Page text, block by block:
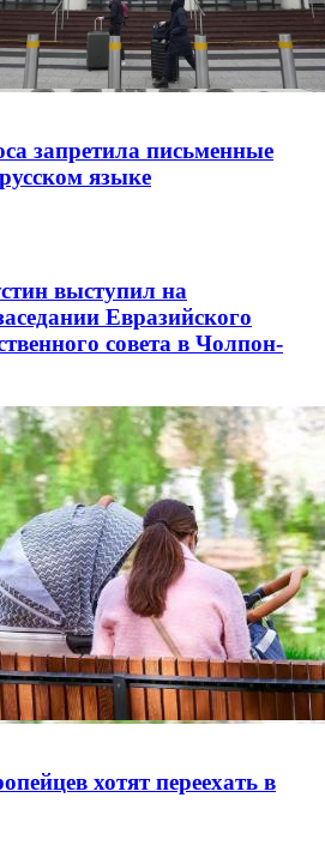
запретила письменные
языке
выступил на
Евразийского
совета в Чолпон-
хотят переехать в